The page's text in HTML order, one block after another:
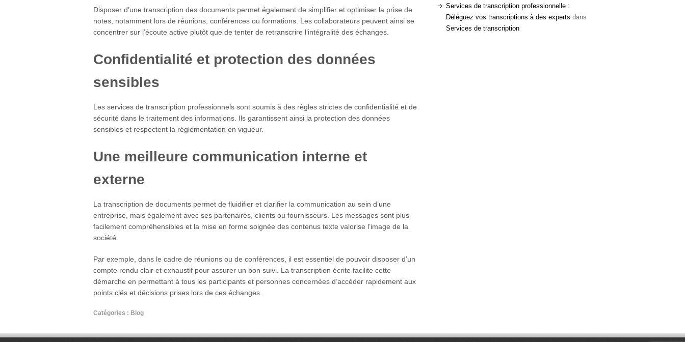
Disposer d’une transcription des documents permet également de simplifier et optimiser la prise de
notes, notamment lors de réunions, conférences ou formations. Les collaborateurs peuvent ainsi se
concentrer sur l’écoute active plutôt que de tenter de retranscrire l’intégralité des échanges.
Confidentialité et protection des données
sensibles
Les services de transcription professionnels sont soumis à des règles strictes de confidentialité et de
sécurité dans le traitement des informations. Ils garantissent ainsi la protection des données
sensibles et respectent la réglementation en vigueur.
Une meilleure communication interne et
externe
La transcription de documents permet de fluidifier et clarifier la communication au sein d’une
entreprise, mais également avec ses partenaires, clients ou fournisseurs. Les messages sont plus
facilement compréhensibles et la mise en forme soignée des contenus texte valorise l’image de la
société.
Par exemple, dans le cadre de réunions ou de conférences, il est essentiel de pouvoir disposer d’un
compte rendu clair et exhaustif pour assurer un bon suivi. La transcription écrite facilite cette
démarche en permettant à tous les participants et personnes concernées d’accéder rapidement aux
points clés et décisions prises lors de ces échanges.
Catégories : Blog
Services de transcription professionnelle :
Déléguez vos transcriptions à des experts dans
Services de transcription